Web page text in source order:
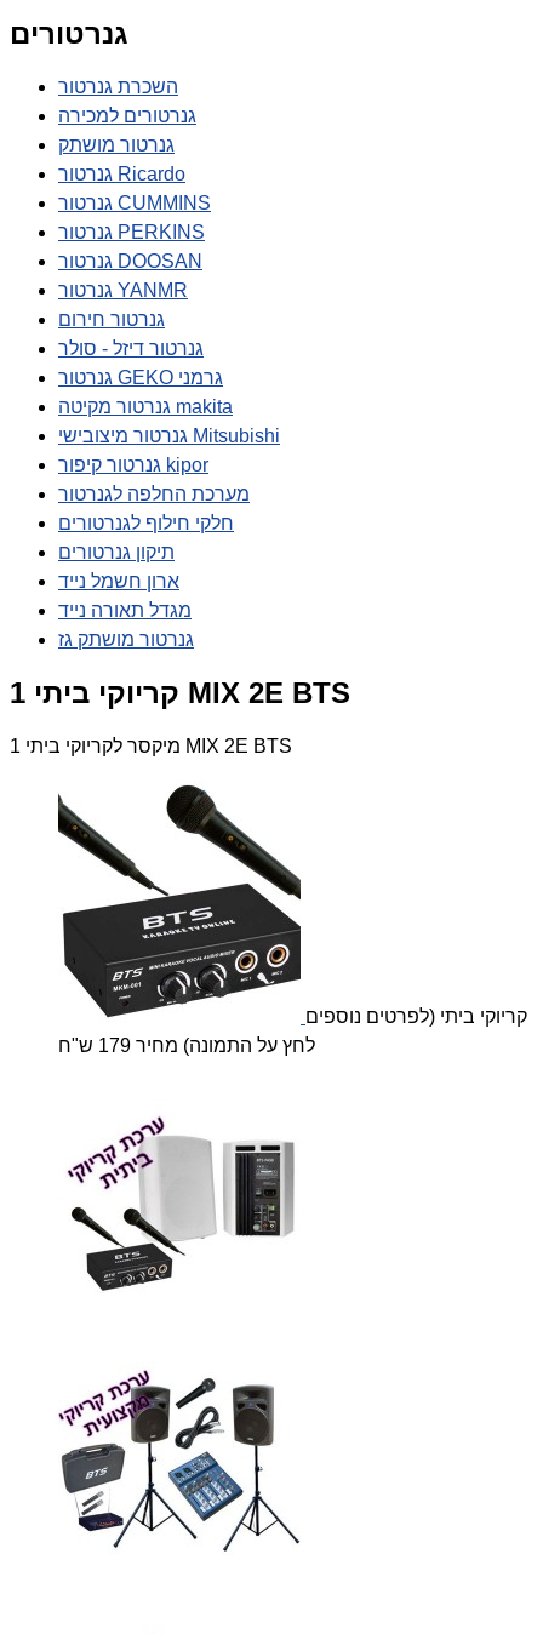
גנרטורים
השכרת גנרטור
גנרטורים למכירה
גנרטור מושתק
גנרטור Ricardo
גנרטור CUMMINS
גנרטור PERKINS
גנרטור DOOSAN
גנרטור YANMR
גנרטור חירום
גנרטור דיזל - סולר
גנרטור GEKO גרמני
גנרטור מקיטה makita
גנרטור מיצובישי Mitsubishi
גנרטור קיפור kipor
מערכת החלפה לגנרטור
חלקי חילוף לגנרטורים
תיקון גנרטורים
ארון חשמל נייד
מגדל תאורה נייד
גנרטור מושתק גז
קריוקי ביתי 1 MIX 2E BTS
מיקסר לקריוקי ביתי 1 MIX 2E BTS
קריוקי ביתי (לפרטים נוספים
לחץ על התמונה) מחיר 179 ש"ח